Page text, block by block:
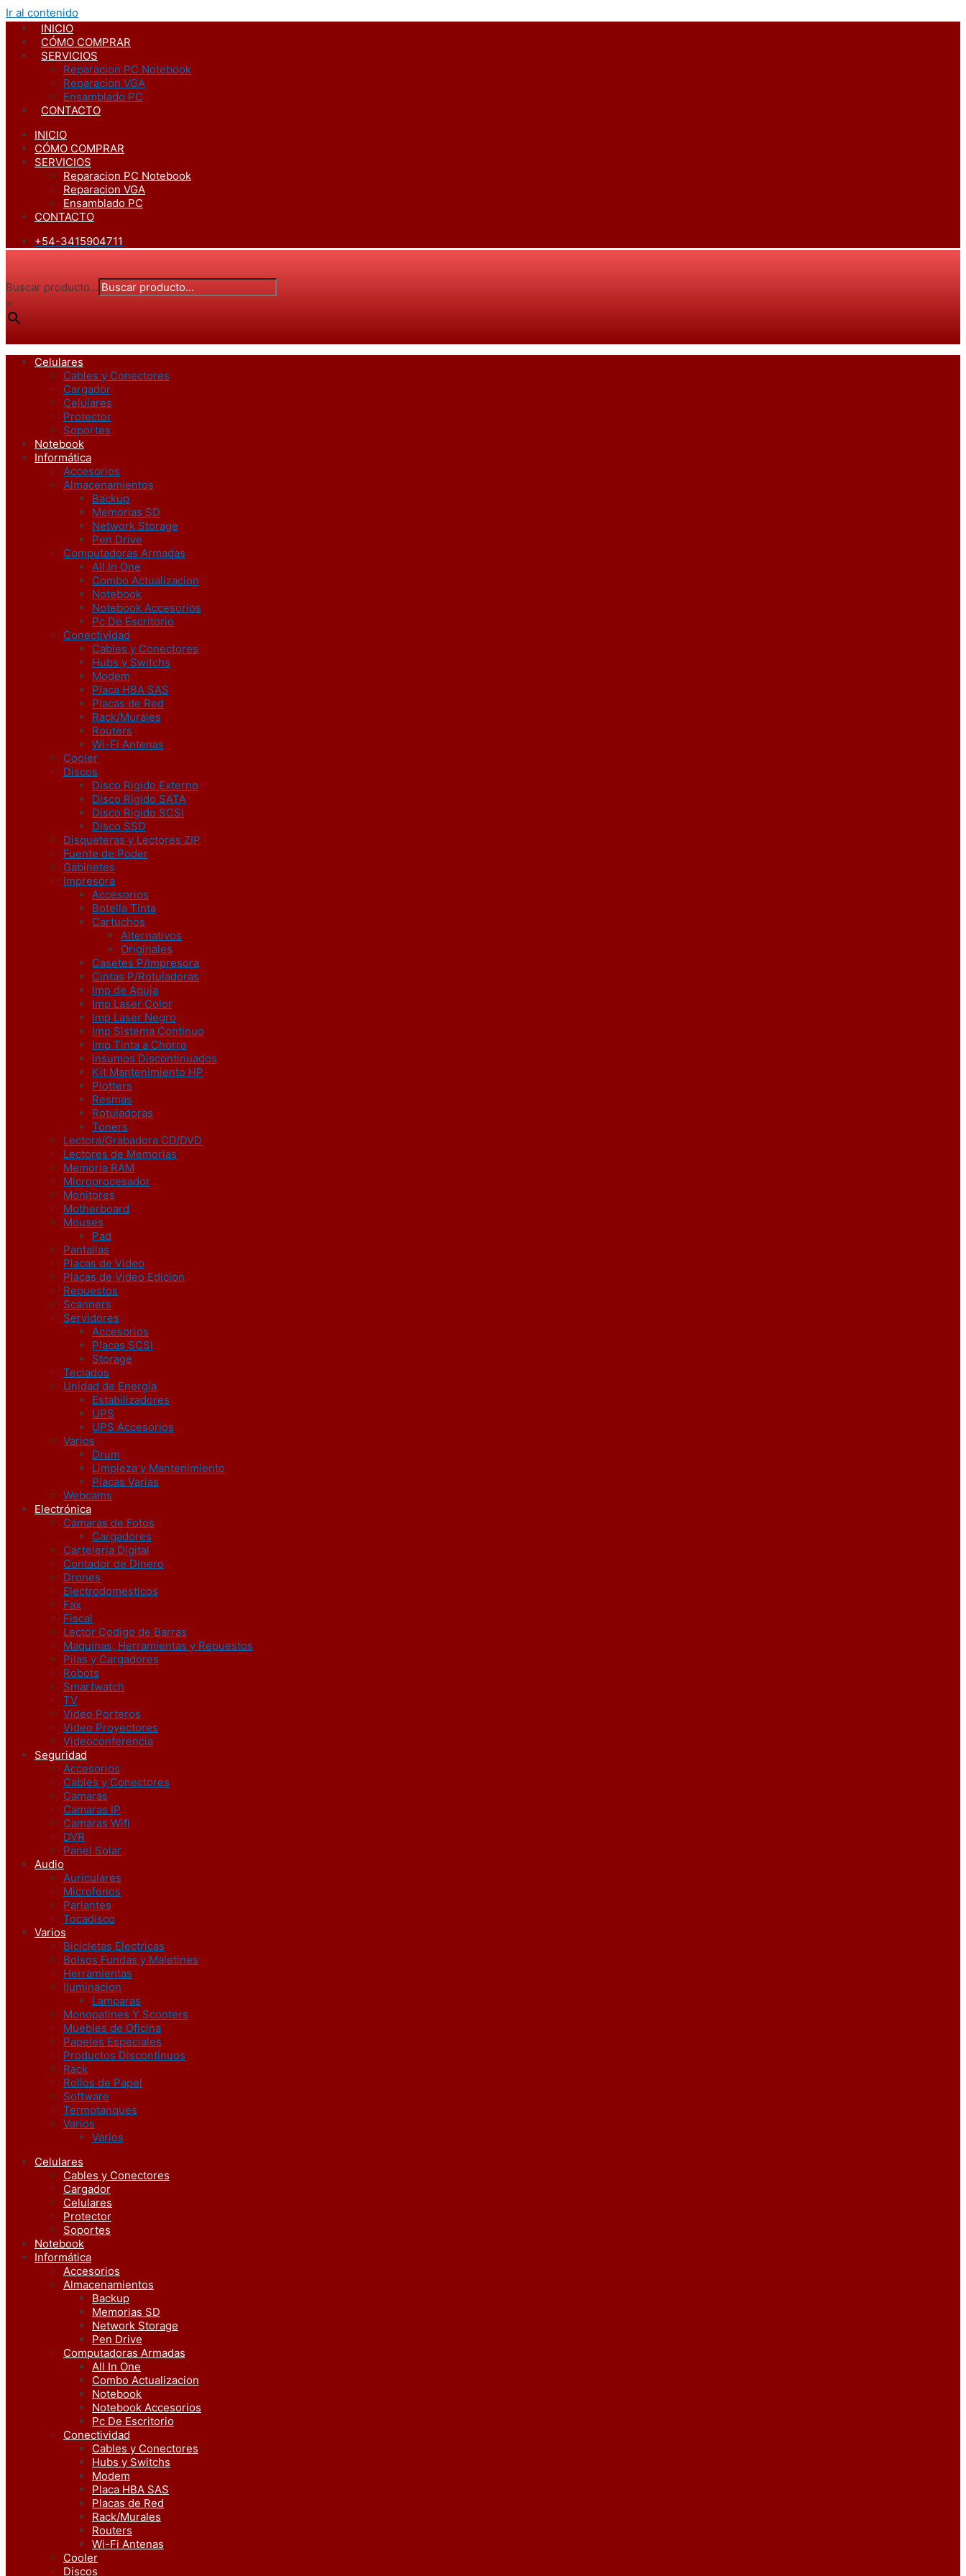
Ir al contenido
INICIO
CÓMO COMPRAR
SERVICIOS
Reparacion PC Notebook
Reparacion VGA
Ensamblado PC
CONTACTO
INICIO
CÓMO COMPRAR
SERVICIOS
Reparacion PC Notebook
Reparacion VGA
Ensamblado PC
CONTACTO
+54-3415904711
Buscar producto...
×
Celulares
Cables y Conectores
Cargador
Celulares
Protector
Soportes
Notebook
Informática
Accesorios
Almacenamientos
Backup
Memorias SD
Network Storage
Pen Drive
Computadoras Armadas
All In One
Combo Actualizacion
Notebook
Notebook Accesorios
Pc De Escritorio
Conectividad
Cables y Conectores
Hubs y Switchs
Modem
Placa HBA SAS
Placas de Red
Rack/Murales
Routers
Wi-Fi Antenas
Cooler
Discos
Disco Rigido Externo
Disco Rigido SATA
Disco Rigido SCSI
Disco SSD
Disqueteras y Lectores ZIP
Fuente de Poder
Gabinetes
Impresora
Accesorios
Botella Tinta
Cartuchos
Alternativos
Originales
Casetes P/Impresora
Cintas P/Rotuladoras
Imp de Aguja
Imp Laser Color
Imp Laser Negro
Imp Sistema Continuo
Imp Tinta a Chorro
Insumos Discontinuados
Kit Mantenimiento HP
Plotters
Resmas
Rotuladoras
Toners
Lectora/Grabadora CD/DVD
Lectores de Memorias
Memoria RAM
Microprocesador
Monitores
Motherboard
Mouses
Pad
Pantallas
Placas de Video
Placas de Video Edicion
Repuestos
Scanners
Servidores
Accesorios
Placas SCSI
Storage
Teclados
Unidad de Energía
Estabilizadores
UPS
UPS Accesorios
Varios
Drum
Limpieza y Mantenimiento
Placas Varias
Webcams
Electrónica
Camaras de Fotos
Cargadores
Carteleria Digital
Contador de Dinero
Drones
Electrodomesticos
Fax
Fiscal
Lector Codigo de Barras
Maquinas, Herramientas y Repuestos
Pilas y Cargadores
Robots
Smartwatch
TV
Video Porteros
Video Proyectores
Videoconferencia
Seguridad
Accesorios
Cables y Conectores
Camaras
Camaras IP
Camaras Wifi
DVR
Panel Solar
Audio
Auriculares
Microfonos
Parlantes
Tocadisco
Varios
Bicicletas Electricas
Bolsos Fundas y Maletines
Herramientas
Iluminacion
Lamparas
Monopatines Y Scooters
Muebles de Oficina
Papeles Especiales
Productos Discontinuos
Rack
Rollos de Papel
Software
Termotanques
Varios
Varios
Celulares
Cables y Conectores
Cargador
Celulares
Protector
Soportes
Notebook
Informática
Accesorios
Almacenamientos
Backup
Memorias SD
Network Storage
Pen Drive
Computadoras Armadas
All In One
Combo Actualizacion
Notebook
Notebook Accesorios
Pc De Escritorio
Conectividad
Cables y Conectores
Hubs y Switchs
Modem
Placa HBA SAS
Placas de Red
Rack/Murales
Routers
Wi-Fi Antenas
Cooler
Discos